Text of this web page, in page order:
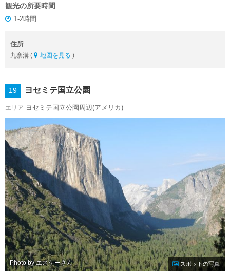
観光の所要時間
1-2時間
住所
九寨溝 ( 地図を見る )
19 ヨセミテ国立公園
エリア ヨセミテ国立公園周辺(アメリカ)
Photo by エスケー スポットの写真